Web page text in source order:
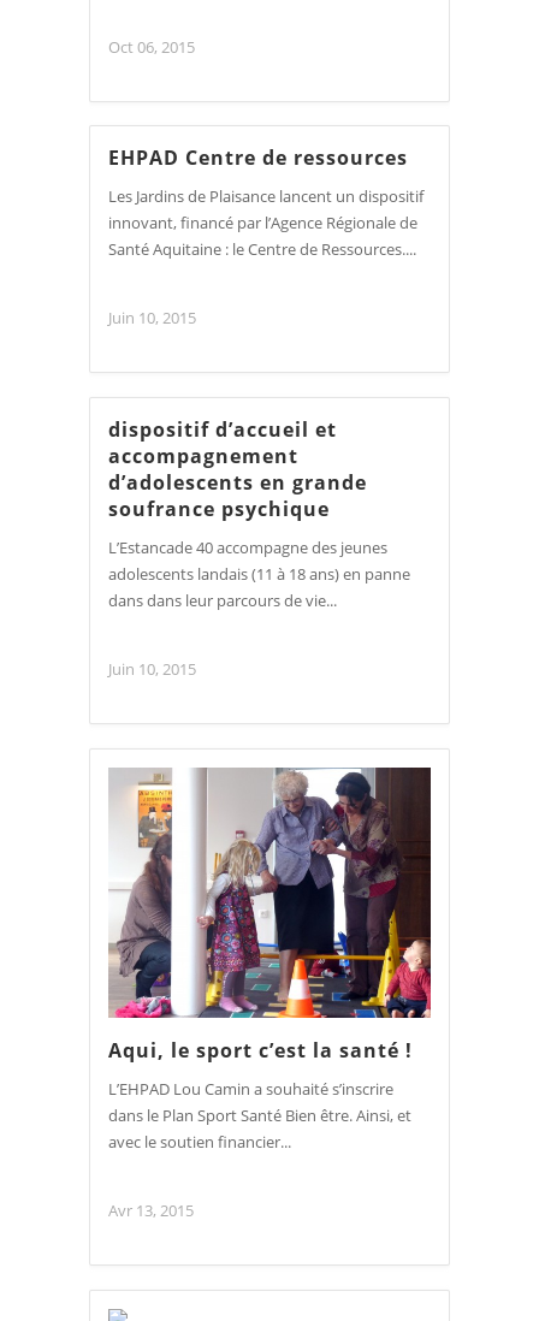
Oct 06, 2015
EHPAD Centre de ressources
Les Jardins de Plaisance lancent un dispositif
innovant, financé par l’Agence Régionale de
Santé Aquitaine : le Centre de Ressources....
Juin 10, 2015
dispositif d’accueil et
accompagnement
d’adolescents en grande
soufrance psychique
L’Estancade 40 accompagne des jeunes
adolescents landais (11 à 18 ans) en panne
dans dans leur parcours de vie...
Juin 10, 2015
Aqui, le sport c’est la santé !
L’EHPAD Lou Camin a souhaité s’inscrire
dans le Plan Sport Santé Bien être. Ainsi, et
avec le soutien financier...
Avr 13, 2015